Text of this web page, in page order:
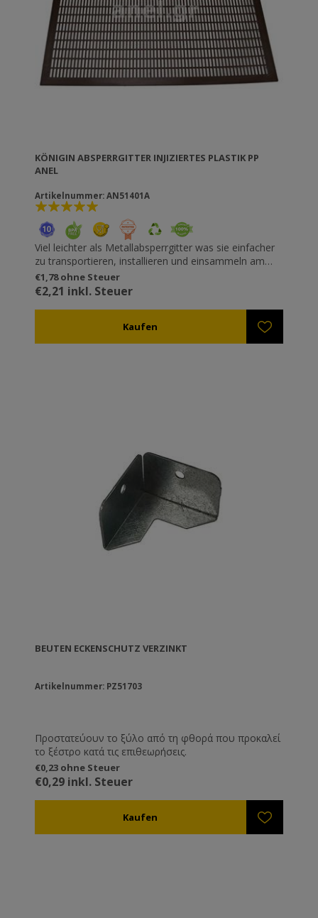
KÖNIGIN ABSPERRGITTER INJIZIERTES PLASTIK PP
ANEL
Artikelnummer: AN51401A
Viel leichter als Metallabsperrgitter was sie einfacher
zu transportieren, installieren und einsammeln am
Bienenstock macht. Perfekte Lücken, die die Bienen
nicht verletzen. Nur 3mm dick, so dass die
Verbindungselemente befestigt werden können. Auch
vorhanden (ref. AN51405) was das hinzu fügen eines
zweiten Absperrgitters erlaubt, um zwei Bienen im
€1,78 ohne Steuer
€2,21 inkl. Steuer
BEUTEN ECKENSCHUTZ VERZINKT
Artikelnummer: PZ51703
Προστατεύουν το ξύλο από τη φθορά που προκαλεί
το ξέστρο κατά τις επιθεωρήσεις.
€0,23 ohne Steuer
€0,29 inkl. Steuer